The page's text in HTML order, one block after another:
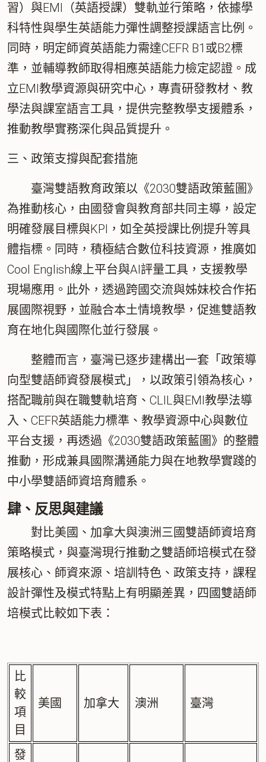
習）與EMI（英語授課）雙軌並行策略，依據學
科特性與學生英語能力彈性調整授課語言比例。
同時，明定師資英語能力需達CEFR B1或B2標
準，並輔導教師取得相應英語能力檢定認證。成
立EMI教學資源與研究中心，專責研發教材、教
學法與課室語言工具，提供完整教學支援體系，
推動教學實務深化與品質提升。
三、政策支撐與配套措施
臺灣雙語教育政策以《2030雙語政策藍圖》
為推動核心，由國發會與教育部共同主導，設定
明確發展目標與KPI，如全英授課比例提升等具
體指標。同時，積極結合數位科技資源，推廣如
Cool English線上平台與AI評量工具，支援教學
現場應用。此外，透過跨國交流與姊妹校合作拓
展國際視野，並融合本土情境教學，促進雙語教
育在地化與國際化並行發展。
整體而言，臺灣已逐步建構出一套「 政策導
向型雙語師資發展模式 」，以政策引領為核心，
搭配職前與在職雙軌培育、CLIL與EMI教學法導
入、CEFR英語能力標準、教學資源中心與數位
平台支援，再透過《2030雙語政策藍圖》的整體
推動，形成兼具國際溝通能力與在地教學實踐的
中小學雙語師資培育體系。
肆、反思與建議
對比美國、加拿大與澳洲三國雙語師資培育
策略模式，與臺灣現行推動之雙語師培模式在發
展核心、師資來源、培訓特色、政策支持，課程
設計彈性及模式特點上有明顯差異，四國雙語師
培模式比較如下表：
比
較
項
目
美國 加拿大 澳洲 臺灣
發